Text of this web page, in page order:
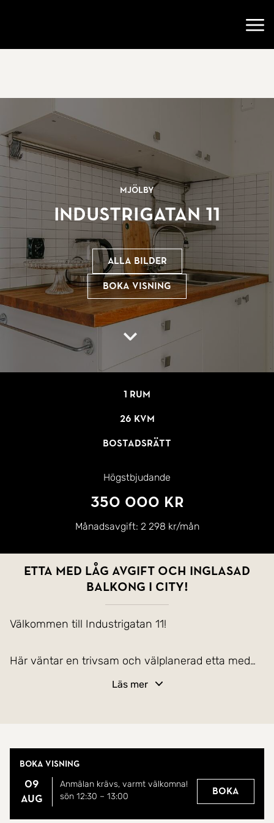
Mjölby
Industrigatan 11
Alla bilder
Boka visning
1 rum
26 kvm
Bostadsrätt
Högstbjudande
350 000 kr
Månadsavgift: 2 298 kr/mån
Etta med låg avgift och inglasad
balkong i city!
Välkommen till Industrigatan 11!
Här väntar en trivsam och välplanerad etta med
inglasad balkong. Läget är centralt och erbjuder
När du stiger in möts du av en välkomnande hall
med praktiska garderobsutrymmen för ytterkläder
och förvaring. Det stilrena köket är yteffektivt och
Läs mer
Boka visning
09
aug
Anmälan krävs, varmt välkomna!
sön 12:30 – 13:00 Boka